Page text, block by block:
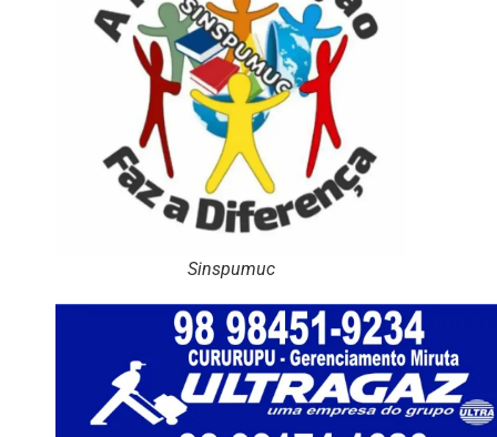
Sinspumuc